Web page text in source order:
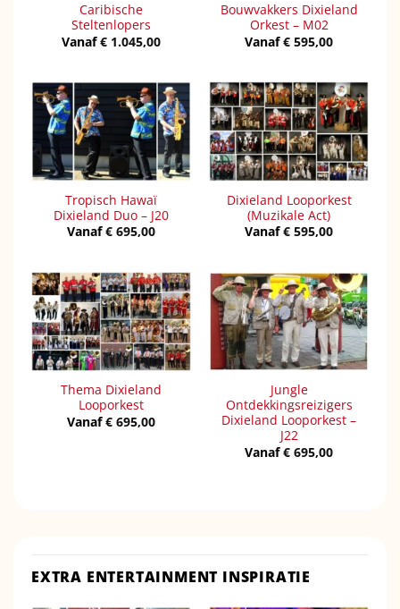
Caribische
Steltenlopers
Vanaf€ 1.045,00
Bouwvakkers Dixieland
Orkest – M02
Vanaf€ 595,00
Tropisch Hawaï
Dixieland Duo – J20
Vanaf€ 695,00
Dixieland Looporkest
(Muzikale Act)
Vanaf€ 595,00
Thema Dixieland
Looporkest
Vanaf€ 695,00
Jungle
Ontdekkingsreizigers
Dixieland Looporkest –
J22
Vanaf€ 695,00
EXTRA ENTERTAINMENT INSPIRATIE